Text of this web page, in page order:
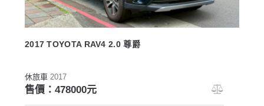
2017 TOYOTA RAV4 2.0 尊爵
休旅車 2017
售價：478000元